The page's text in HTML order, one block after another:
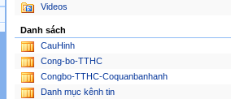
Videos
Danh sách
CauHinh
Cong-bo-TTHC
Congbo-TTHC-Coquanbanhanh
Danh mục kênh tin